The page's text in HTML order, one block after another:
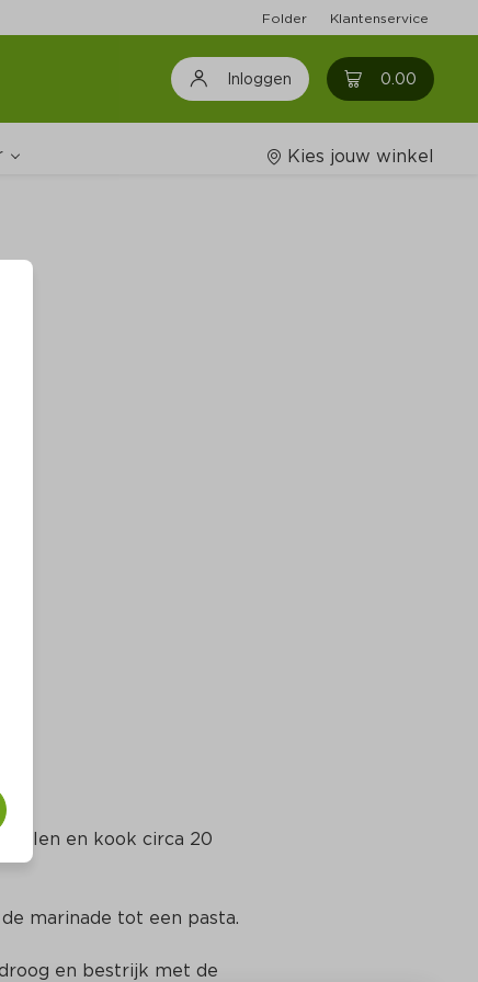
Folder Klantenservice
Inloggen 0.00 0
Kies jouw winkel
delen en kook circa 20
marinade tot een pasta.
en bestrijk met de